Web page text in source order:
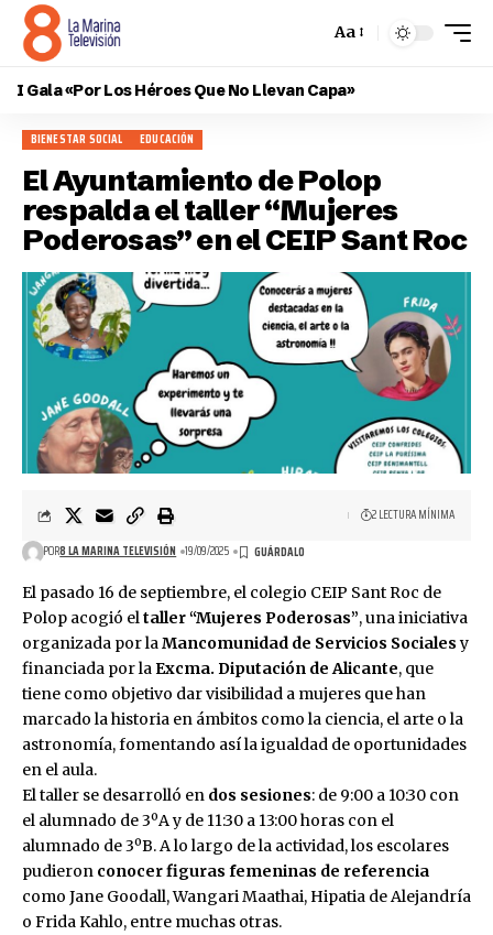
Aa
I Gala «Por Los Héroes Que No Llevan Capa»
BIENESTAR SOCIAL EDUCACIÓN
El Ayuntamiento de Polop
respalda el taller “Mujeres
Poderosas” en el CEIP Sant Roc
POR8 LA MARINA TELEVISIÓN 19/09/2025
2 LECTURA MÍNIMA
El pasado 16 de septiembre, el colegio CEIP Sant Roc de
Polop acogió el taller “Mujeres Poderosas”, una iniciativa
organizada por la Mancomunidad de Servicios Socialesy
financiada por la Excma. Diputación de Alicante, que
tiene como objetivo dar visibilidad a mujeres que han
marcado la historia en ámbitos como la ciencia, el arte o la
astronomía, fomentando así la igualdad de oportunidades
en el aula.
El taller se desarrolló en dos sesiones: de 9:00 a 10:30 con
el alumnado de 3ºA y de 11:30 a 13:00 horas con el
alumnado de 3ºB. A lo largo de la actividad, los escolares
pudieron conocer figuras femeninas de referencia
como Jane Goodall, Wangari Maathai, Hipatia de Alejandría
o Frida Kahlo, entre muchas otras.